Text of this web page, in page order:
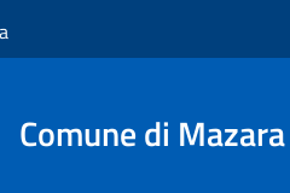
Comune di